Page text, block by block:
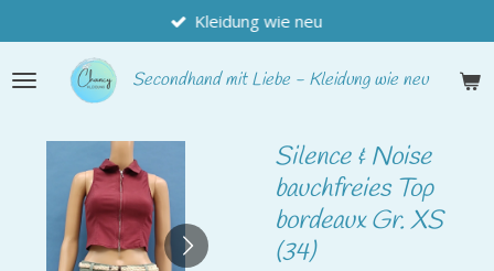
Hauptinhalt
springen
Secondhandmit Liebe - Kleidung wie neu
Kleidung wie neu
Silence & Noise
bauchfreies Top
bordeaux Gr. XS
(34)